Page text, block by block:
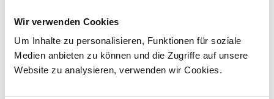
Wir verwenden Cookies
Um Inhalte zu personalisieren, Funktionen für soziale
Medien anbieten zu können und die Zugriffe auf unsere
Website zu analysieren, verwenden wir Cookies.
Stadler hat mit VIA Rail Canada einen Vertrag
über die Lieferung von 45 Hybridlokomotiven
unterzeichnet und sich damit den ersten
Lokomotivauftrag in Kanada ...